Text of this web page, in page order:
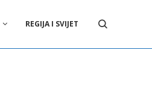
REGIJA I SVIJET